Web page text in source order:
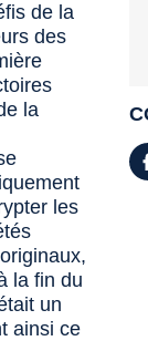
de la
des
la
les
la fin du
un
ainsi ce